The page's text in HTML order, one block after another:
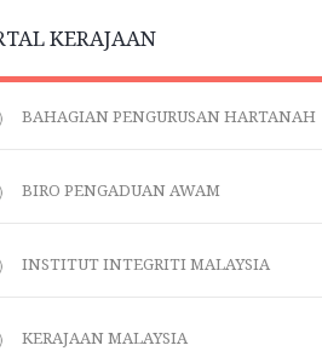
KERAJAAN
BAHAGIAN PENGURUSAN HARTANAH
BIRO PENGADUAN AWAM
INSTITUT INTEGRITI MALAYSIA
KERAJAAN MALAYSIA